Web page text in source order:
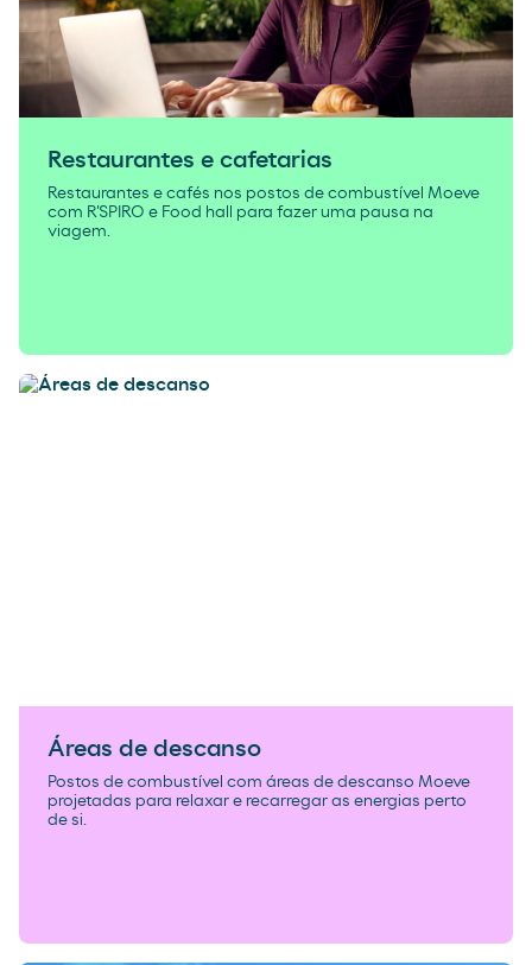
Restaurantes e cafetarias
Restaurantes e cafés nos postos de combustível Moeve
com R'SPIRO e Food hall para fazer uma pausa na
viagem.
Áreas de descanso
Postos de combustível com áreas de descanso Moeve
projetadas para relaxar e recarregar as energias perto
de si.